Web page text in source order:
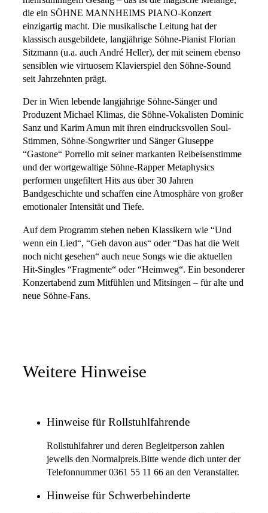
die ein SÖHNE MANNHEIMS PIANO-Konzert
einzigartig macht. Die musikalische Leitung hat der
klassisch ausgebildete, langjährige Söhne-Pianist Florian
Sitzmann (u.a. auch André Heller), der mit seinem ebenso
sensiblen wie virtuosem Klavierspiel den Söhne-Sound
seit Jahrzehnten prägt.
Der in Wien lebende langjährige Söhne-Sänger und
Produzent Michael Klimas, die Söhne-Vokalisten Dominic
Sanz und Karim Amun mit ihren eindrucksvollen Soul-
Stimmen, Söhne-Songwriter und Sänger Giuseppe
“Gastone“ Porrello mit seiner markanten Reibeisenstimme
und der wortgewaltige Söhne-Rapper Metaphysics
performen ungefiltert Hits aus über 30 Jahren
Bandgeschichte und schaffen eine Atmosphäre von großer
emotionaler Intensität und Tiefe.
Auf dem Programm stehen neben Klassikern wie “Und
wenn ein Lied“, “Geh davon aus“ oder “Das hat die Welt
noch nicht gesehen“ auch neue Songs wie die aktuellen
Hit-Singles “Fragmente“ oder “Heimweg“. Ein besonderer
Konzertabend zum Mitfühlen und Mitsingen – für alte und
neue Söhne-Fans.
Weitere Hinweise
Hinweise für Rollstuhlfahrende
Rollstuhlfahrer und deren Begleitperson zahlen
jeweils den Normalpreis.Bitte wende dich unter der
Telefonnummer 0361 55 11 66 an den Veranstalter.
Hinweise für Schwerbehinderte